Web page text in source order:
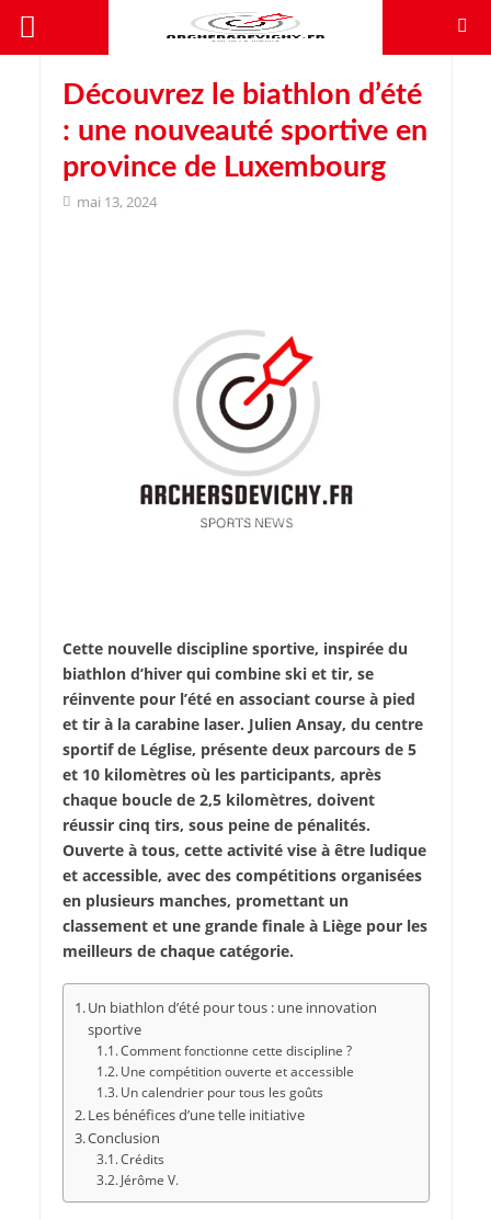
Découvrez le biathlon d’été
: une nouveauté sportive en
province de Luxembourg
mai 13, 2024
Cette nouvelle discipline sportive, inspirée du
biathlon d’hiver qui combine ski et tir, se
réinvente pour l’été en associant course à pied
et tir à la carabine laser. Julien Ansay, du centre
sportif de Léglise, présente deux parcours de 5
et 10 kilomètres où les participants, après
chaque boucle de 2,5 kilomètres, doivent
réussir cinq tirs, sous peine de pénalités.
Ouverte à tous, cette activité vise à être ludique
et accessible, avec des compétitions organisées
en plusieurs manches, promettant un
classement et une grande finale à Liège pour les
meilleurs de chaque catégorie.
Un biathlon d’été pour tous : une innovation
sportive
Comment fonctionne cette discipline ?
Une compétition ouverte et accessible
Un calendrier pour tous les goûts
Les bénéfices d’une telle initiative
Conclusion
Crédits
Jérôme V.